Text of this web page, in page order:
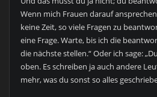
Wenn mich Frauen darauf
keine Zeit, so viele Fragen zu
eine Frage. Warte, bis ich die
die nächste stellen.“ Oder ich sage:
oben. Es schreiben ja auch andere
mehr, was du sonst so alles